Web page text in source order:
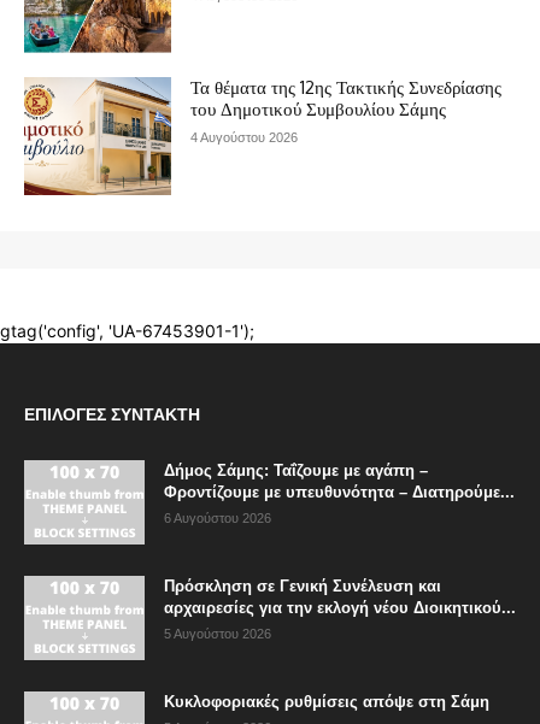
ΕΠΙΛΟΓΈΣ ΣΥΝΤΆΚΤΗ
Δήμος Σάμης: Ταΐζουμε με αγάπη –
Φροντίζουμε με υπευθυνότητα – Διατηρούμε...
6 Αυγούστου 2026
Πρόσκληση σε Γενική Συνέλευση και
αρχαιρεσίες για την εκλογή νέου Διοικητικού...
5 Αυγούστου 2026
Κυκλοφοριακές ρυθμίσεις απόψε στη Σάμη